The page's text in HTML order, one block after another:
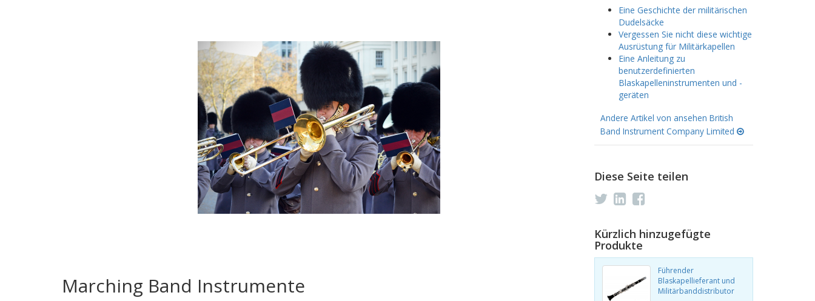
Marching Band Instrumente
Eine Geschichte der militärischen
Dudelsäcke
Vergessen Sie nicht diese wichtige
Ausrüstung für Militärkapellen
Eine Anleitung zu
benutzerdefinierten
Blaskapelleninstrumenten und -
geräten
Andere Artikel von ansehen British
Band Instrument Company Limited
Diese Seite teilen
Kürzlich hinzugefügte
Produkte
Führender
Blaskapellieferant und
Militärbanddistributor